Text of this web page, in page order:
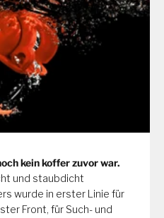
kein koffer zuvor war.
und staubdicht
wurde in erster Linie für
Front, für Such- und